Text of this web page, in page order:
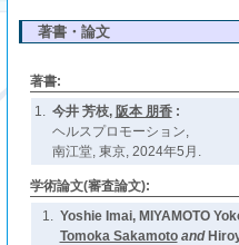
著書・論文
著書:
1. 今井 芳枝, 阪本 朋香:
ヘルスプロモーション,
南江堂, 東京, 2024年5月.
学術論文(審査論文):
1. Yoshie Imai, MIYAMOTO
Tomoka Sakamotoand